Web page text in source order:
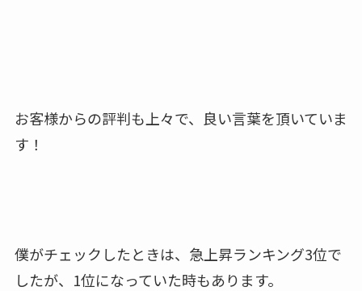
お客様からの評判も上々で、良い言葉を頂いていま
す！
僕がチェックしたときは、急上昇ランキング3位で
したが、1位になっていた時もあります。